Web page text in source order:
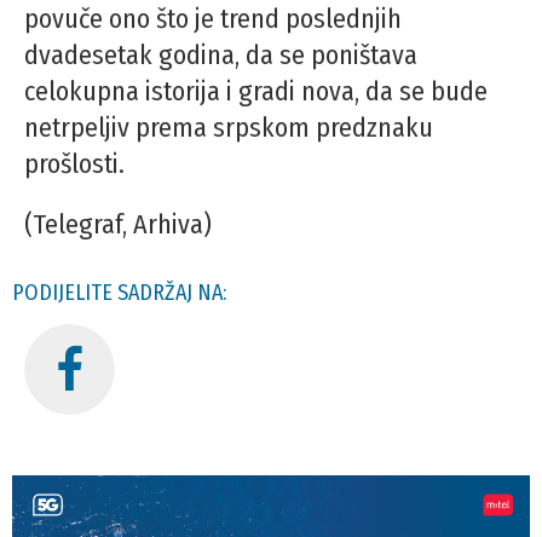
povuče ono što je trend poslednjih
dvadesetak godina, da se poništava
celokupna istorija i gradi nova, da se bude
netrpeljiv prema srpskom predznaku
prošlosti.
(Telegraf, Arhiva)
PODIJELITE SADRŽAJ NA: